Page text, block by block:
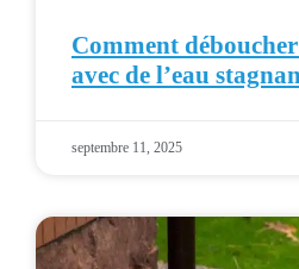
Comment
avec de l’eau
septembre 11, 2025